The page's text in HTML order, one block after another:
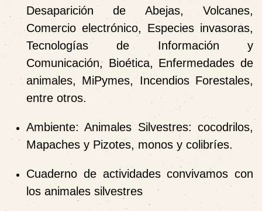
Desaparición de Abejas, Volcanes,
Comercio electrónico, Especies invasoras,
Tecnologías de Información y
Comunicación, Bioética, Enfermedades de
animales, MiPymes, Incendios Forestales,
entre otros.
Ambiente: Animales Silvestres: cocodrilos,
Mapaches y Pizotes, monos y colibríes.
Cuaderno de actividades convivamos con
los animales silvestres